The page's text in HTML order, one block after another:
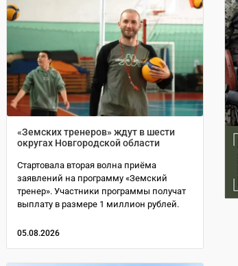
«Земских тренеров» ждут в шести
округах Новгородской области
Стартовала вторая волна приёма
заявлений на программу «Земский
тренер». Участники программы получат
выплату в размере 1 миллион рублей.
05.08.2026